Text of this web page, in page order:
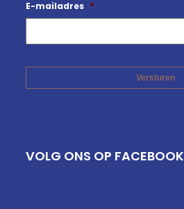
E-mailadres *
VOLG ONS OP FACEBOOK